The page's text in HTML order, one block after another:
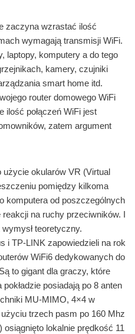
zaczyna wzrastać ilość
wymagają transmisji WiFi.
laptopy, komputery a do tego
kamery, czujniki
smart home itd.
router domowego WiFi
ilość połączeń WiFi jest
zatem argument
użycie okularów VR (Virtual
pomiędzy kilkoma
komputera od poszczególnych
na ruchy przeciwników. I
teoretyczny.
i TP-LINK zapowiedzieli na rok
WiFi6 dedykowanych do
to gigant dla graczy, które
posiadają po 8 anten
MU-MIMO, 4×4 w
trzech pasm po 160 Mhz
lokalnie prędkość 11